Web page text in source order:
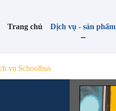
Trang chủ Dịch vụ - sản phẩm
vụ Schoolbus